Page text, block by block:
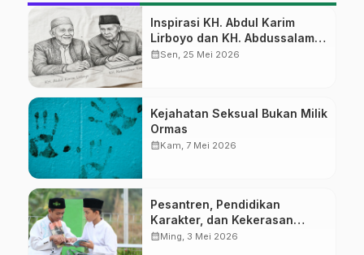
Inspirasi KH. Abdul Karim
Lirboyo dan KH. Abdussalam
Kajen
calendar_monthSen, 25 Mei 2026
Kejahatan Seksual Bukan Milik
Ormas
calendar_monthKam, 7 Mei 2026
Pesantren, Pendidikan
Karakter, dan Kekerasan
Seksual
calendar_monthMing, 3 Mei 2026